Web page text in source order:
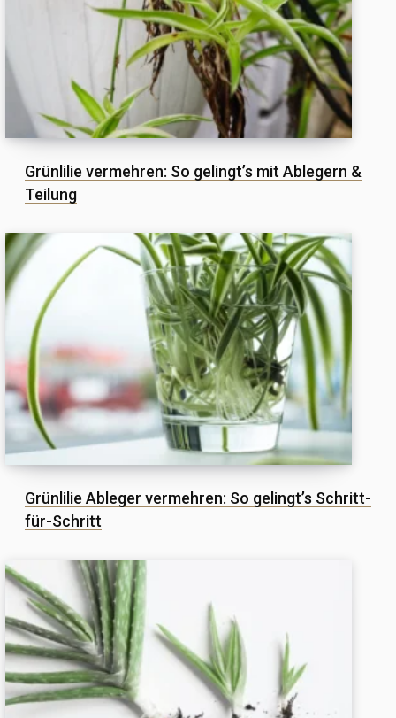
Grünlilie vermehren: So gelingt’s mit Ablegern &
Teilung
Grünlilie Ableger vermehren: So gelingt’s Schritt-
für-Schritt